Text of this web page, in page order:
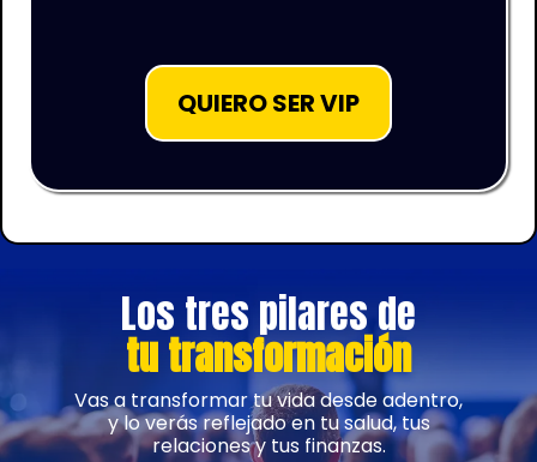
QUIERO SER VIP
Los tres pilares de
tu transformación
Vas a transformar tu vida desde adentro,
y lo verás reflejado en tu salud, tus
relaciones y tus finanzas.